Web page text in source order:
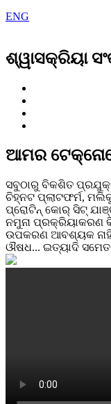
ENG
ଶ୍ୱାସକ୍ରିୟା
ଆମର
ସବୁଠାରୁ ବିକଶିତ
ଚିହ୍ନଟ ପ୍ଲାଟଫର୍ମ,
ପ୍ରୋଟିନ୍ କୋର୍ ସିଟ୍
ନମୁନା ପ୍ରକ୍ରିୟାକରଣ
ଉପକରଣ ଆବଶ୍ୟକ ନାହିଁ
ଔଷଧ... ଇତ୍ୟାଦି